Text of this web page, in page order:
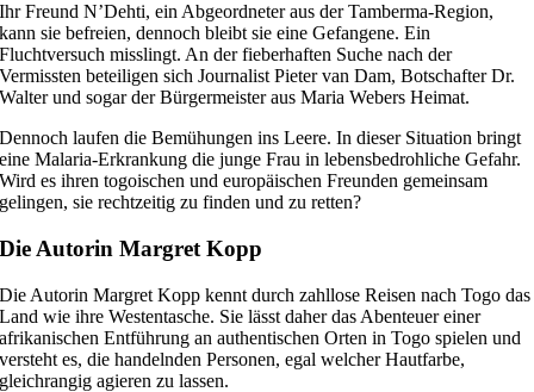
Ihr Freund N’Dehti, ein Abgeordneter aus der Tamberma-Region,
kann sie befreien, dennoch bleibt sie eine Gefangene. Ein
Fluchtversuch misslingt. An der fieberhaften Suche nach der
Vermissten beteiligen sich Journalist Pieter van Dam, Botschafter Dr.
Walter und sogar der Bürgermeister aus Maria Webers Heimat.
Dennoch laufen die Bemühungen ins Leere. In dieser Situation bringt
eine Malaria-Erkrankung die junge Frau in lebensbedrohliche Gefahr.
Wird es ihren togoischen und europäischen Freunden gemeinsam
gelingen, sie rechtzeitig zu finden und zu retten?
Die Autorin Margret Kopp
Die Autorin Margret Kopp kennt durch zahllose Reisen nach Togo das
Land wie ihre Westentasche. Sie lässt daher das Abenteuer einer
afrikanischen Entführung an authentischen Orten in Togo spielen und
versteht es, die handelnden Personen, egal welcher Hautfarbe,
gleichrangig agieren zu lassen.